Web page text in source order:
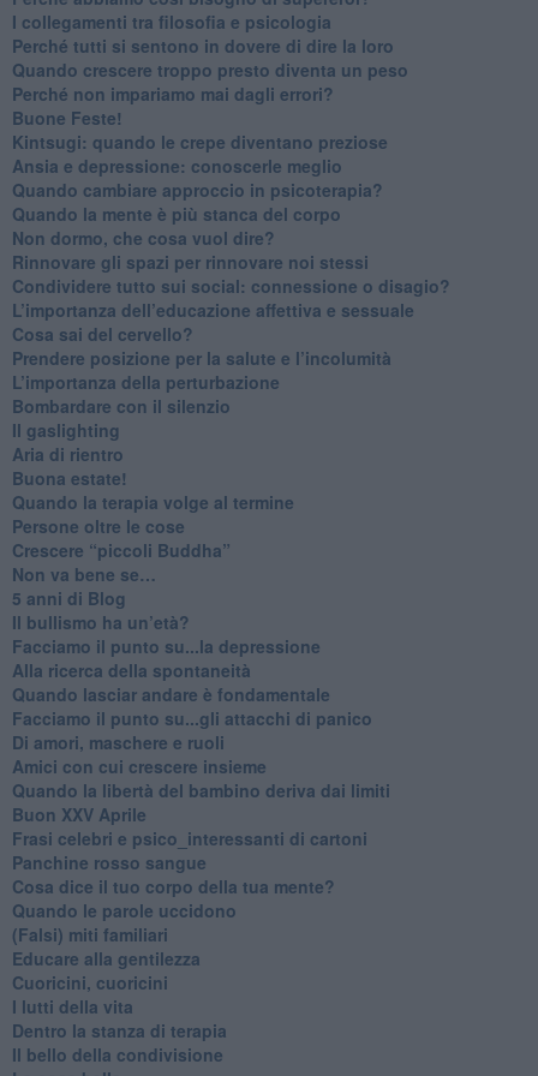
​I collegamenti tra filosofia e psicologia
​Perché tutti si sentono in dovere di dire la loro
​Quando crescere troppo presto diventa un peso
​Perché non impariamo mai dagli errori?
​Buone Feste!
​Kintsugi: quando le crepe diventano preziose
Ansia e depressione: conoscerle meglio
Quando cambiare approccio in psicoterapia?
​Quando la mente è più stanca del corpo
Non dormo, che cosa vuol dire?
​Rinnovare gli spazi per rinnovare noi stessi
​Condividere tutto sui social: connessione o disagio?
​L’importanza dell’educazione affettiva e sessuale
​Cosa sai del cervello?
Prendere posizione per la salute e l’incolumità
L’importanza della perturbazione
​Bombardare con il silenzio
Il gaslighting
Aria di rientro
Buona estate!
​Quando la terapia volge al termine
​Persone oltre le cose
​Crescere “piccoli Buddha”
Non va bene se…
​5 anni di Blog
​Il bullismo ha un’età?
Facciamo il punto su...la depressione
​Alla ricerca della spontaneità
​Quando lasciar andare è fondamentale
Facciamo il punto su...gli attacchi di panico
Di amori, maschere e ruoli
​Amici con cui crescere insieme
​Quando la libertà del bambino deriva dai limiti
Buon XXV Aprile
​Frasi celebri e psico_interessanti di cartoni
​Panchine rosso sangue
​Cosa dice il tuo corpo della tua mente?
​Quando le parole uccidono
​(Falsi) miti familiari
​Educare alla gentilezza
​Cuoricini, cuoricini
I lutti della vita
​Dentro la stanza di terapia
​Il bello della condivisione